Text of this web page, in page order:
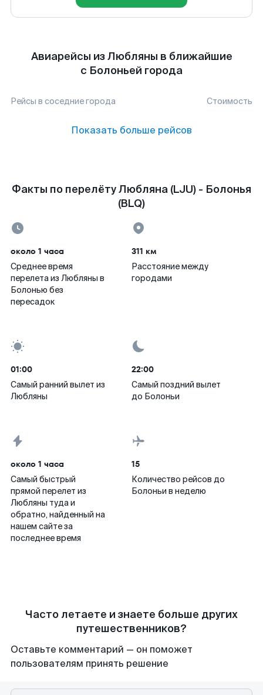
Авиарейсы из Любляны в ближайшие
с Болоньей города
Рейсы в соседние города Стоимость
Показать больше рейсов
Факты по перелёту Любляна (LJU) - Болонья
(BLQ)
около 1 часа
Среднее время
перелета из Любляны в
Болонью без
пересадок
311 км
Расстояние между
городами
01:00
Самый ранний вылет из
Любляны
22:00
Самый поздний вылет
до Болоньи
около 1 часа
Самый быстрый
прямой перелет из
Любляны туда и
обратно, найденный на
нашем сайте за
последнее время
15
Количество рейсов до
Болоньи в неделю
Часто летаете и знаете больше других
путешественников?
Оставьте комментарий — он поможет
пользователям принять решение